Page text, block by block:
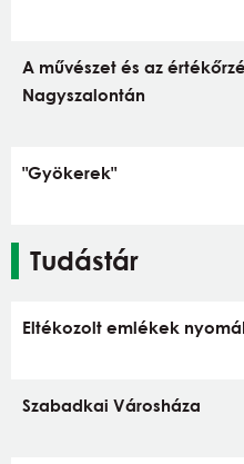
A művészet és az
Nagyszalontán
"Gyökerek"
Tudástár
Eltékozolt emlékek
Szabadkai Városháza